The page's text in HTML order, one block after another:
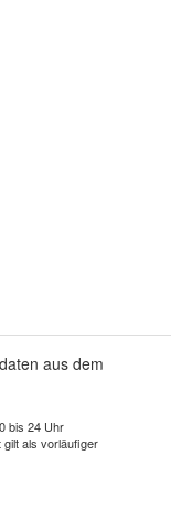
aus dem
bis 24 Uhr
gilt als vorläufiger